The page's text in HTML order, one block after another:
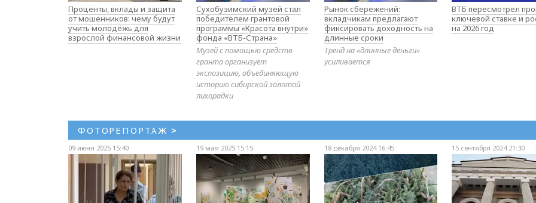
Проценты, вклады и защита
от мошенников: чему будут
учить молодёжь для
взрослой финансовой жизни
Сухобузимский музей стал
победителем грантовой
программы «Красота внутри»
фонда «ВТБ-Страна»
Музей с помощью средств
гранта организует
экспозицию, объединяющую
историю сибирской золотой
лихорадки
Рынок сбережений:
вкладчикам предлагают
фиксировать доходность на
длинные сроки
Тренд на «длинные деньги»
усиливается
ВТБ пересмотрел
ключевой ставке и
на 2026 год
ФОТОРЕПОРТАЖ >
09 июня 2025 15:40 19 мая 2025 15:15 18 декабря 2024 16:45 15 сентября 2024 21:30